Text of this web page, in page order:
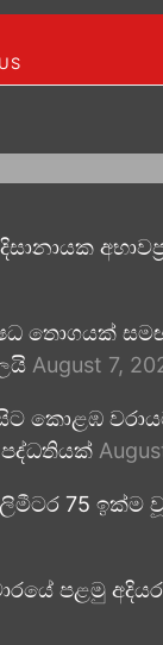
තොගයක්
August 7,
කොළඹ
පද්ධතියක්
75 ඉක්ම
පළමු